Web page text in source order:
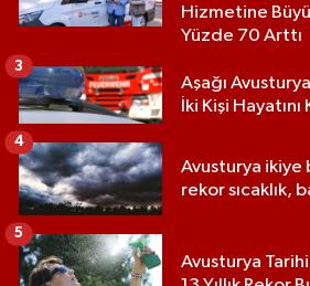
Hizmetine
Yüzde 70 Arttı
Aşağı
İki Kişi
3
Avusturya ikiye
rekor sıcaklık,
4
Avusturya Tarihi
5